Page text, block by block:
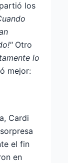
los
Otro
lo
mejor:
Cardi
el fin
en